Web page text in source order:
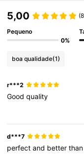
5,00
Pequeno
0%
boa qualidade(1)
r***2
Goodquality
d***7
perfectand betterthan